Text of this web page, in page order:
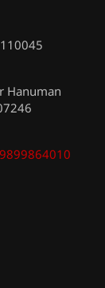
Hanuman
9899864010